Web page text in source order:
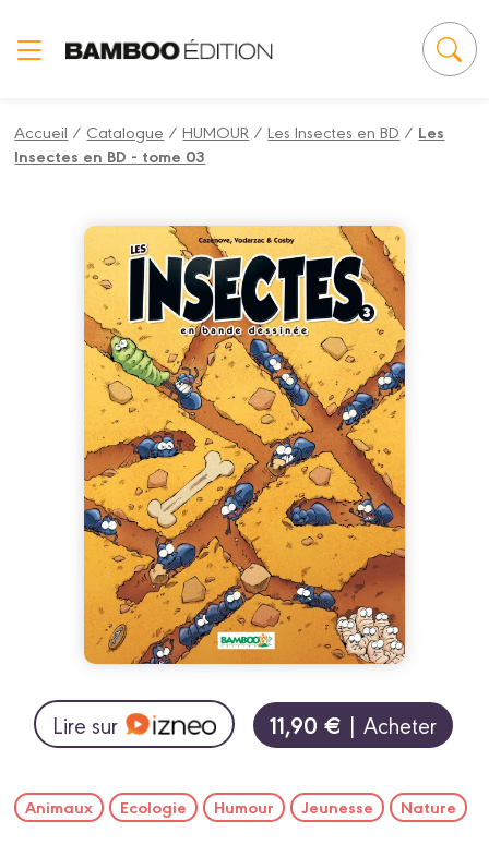
Accueil / Catalogue /HUMOUR /Les Insectes en BD / Les
Insectes en BD - tome 03
Lire sur 11,90 € | Acheter
Animaux Ecologie Humour Jeunesse Nature